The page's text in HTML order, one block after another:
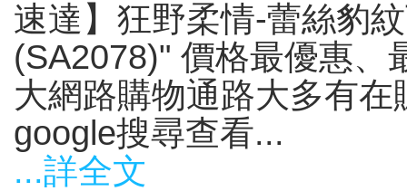
速達】狂野柔情-蕾絲豹
(SA2078)" 價格最優惠、
大網路購物通路大多有
google搜尋查看...
...詳全文